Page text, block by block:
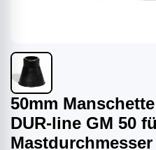
50mm
DUR-line GM 50
Mastdurchmesser